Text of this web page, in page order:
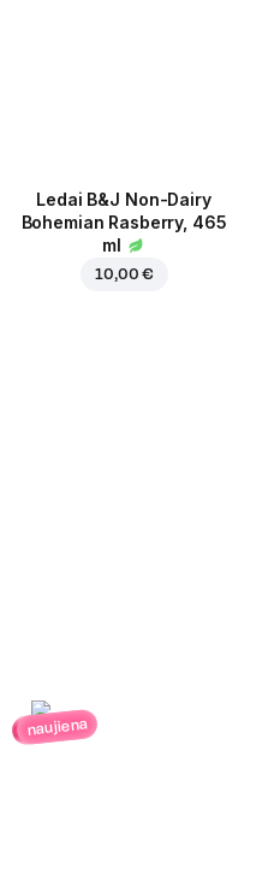
Ledai B&J Non-Dairy
Bohemian Rasberry, 465
ml
10,00 €
naujiena